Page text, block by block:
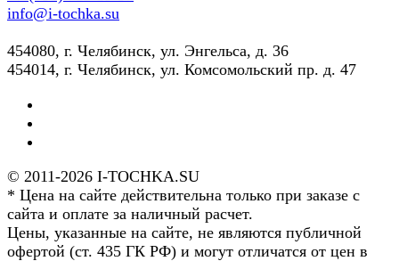
info@i-tochka.su
​454080, г. Челябинск, ул. Энгельса, д. 36
454014, г. Челябинск, ул. Комсомольский пр. д. 47
© 2011-2026 I-TOCHKA.SU
* Цена на сайте действительна только при заказе с
сайта и оплате за наличный расчет.
Цены, указанные на сайте, не являются публичной
офертой (ст. 435 ГК РФ) и могут отличатся от цен в